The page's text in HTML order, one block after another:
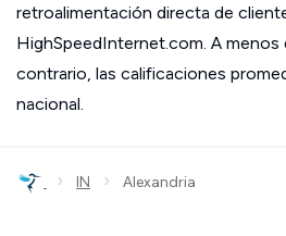
retroalimentación directa de
HighSpeedInternet.com. A menos
contrario, las calificaciones
nacional.
› IN › Alexandria